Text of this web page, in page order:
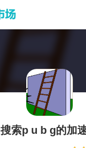
搜索p u b g的加